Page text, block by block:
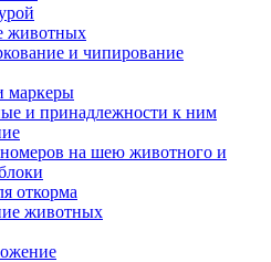
животных
и чипирование
маркеры
и принадлежности к ним
на шею животного и
откорма
животных